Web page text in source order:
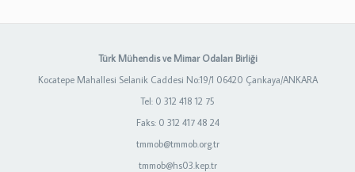
Türk Mühendis ve Mimar Odaları Birliği
Kocatepe Mahallesi Selanik Caddesi No:19/1 06420 Çankaya/ANKARA
Tel: 0 312 418 12 75
Faks: 0 312 417 48 24
tmmob@tmmob.org.tr
tmmob@hs03.kep.tr